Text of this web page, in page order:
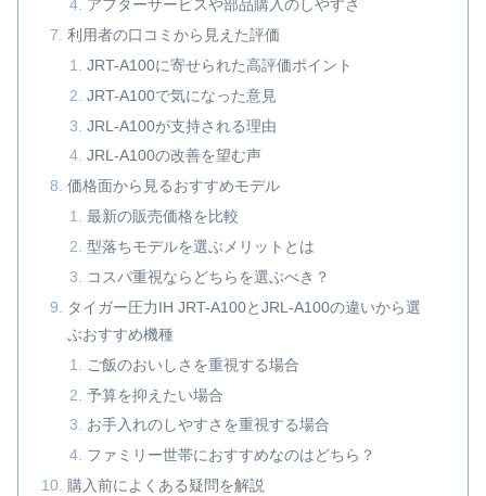
アフターサービスや部品購入のしやすさ
利用者の口コミから見えた評価
JRT-A100に寄せられた高評価ポイント
JRT-A100で気になった意見
JRL-A100が支持される理由
JRL-A100の改善を望む声
価格面から見るおすすめモデル
最新の販売価格を比較
型落ちモデルを選ぶメリットとは
コスパ重視ならどちらを選ぶべき？
タイガー圧力IH JRT-A100とJRL-A100の違いから選
ぶおすすめ機種
ご飯のおいしさを重視する場合
予算を抑えたい場合
お手入れのしやすさを重視する場合
ファミリー世帯におすすめなのはどちら？
購入前によくある疑問を解説